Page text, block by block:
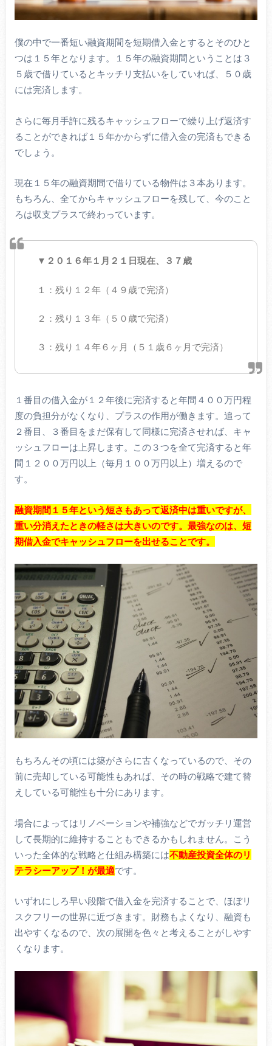
僕の中で一番短い融資期間を短期借入金とするとそのひと
つは１５年となります。１５年の融資期間ということは３
５歳で借りているとキッチリ支払いをしていれば、５０歳
には完済します。
さらに毎月手許に残るキャッシュフローで繰り上げ返済す
ることができれば１５年かからずに借入金の完済もできる
でしょう。
現在１５年の融資期間で借りている物件は３本あります。
もちろん、全てからキャッシュフローを残して、今のこと
ろは収支プラスで終わっています。
▼２０１６年１月２１日現在、３７歳
１：残り１２年（４９歳で完済）
２：残り１３年（５０歳で完済）
３：残り１４年６ヶ月（５１歳６ヶ月で完済）
１番目の借入金が１２年後に完済すると年間４００万円程
度の負担分がなくなり、プラスの作用が働きます。追って
２番目、３番目をまだ保有して同様に完済させれば、キャ
ッシュフローは上昇します。この３つを全て完済すると年
間１２００万円以上（毎月１００万円以上）増えるので
す。
融資期間１５年という短さもあって返済中は重いですが、
重い分消えたときの軽さは大きいのです。 最強なのは、短
期借入金でキャッシュフローを出せることです。
もちろんその頃には築がさらに古くなっているので、その
前に売却している可能性もあれば、その時の戦略で建て替
えしている可能性も十分にあります。
場合によってはリノベーションや補強などでガッチリ運営
して長期的に維持することもできるかもしれません。こう
いった全体的な戦略と仕組み構築には不動産投資全体のリ
テラシーアップ！が最適です。
いずれにしろ早い段階で借入金を完済することで、ほぼリ
スクフリーの世界に近づきます。財務もよくなり、融資も
出やすくなるので、次の展開を色々と考えることがしやす
くなります。